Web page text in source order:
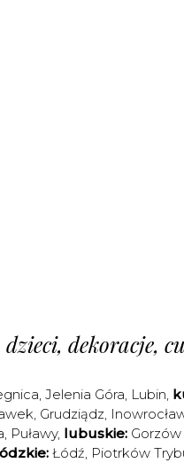
dekoracje,
, Jelenia Góra, Lubin,
, Grudziądz,
, Puławy, lubuskie:
Łódź, Piotrków